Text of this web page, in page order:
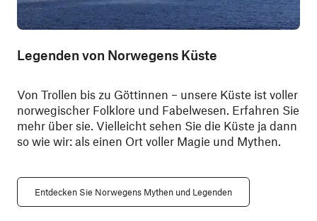
Legenden von Norwegens Küste
Von Trollen bis zu Göttinnen – unsere Küste ist voller
norwegischer Folklore und Fabelwesen. Erfahren Sie
mehr über sie. Vielleicht sehen Sie die Küste ja dann
so wie wir: als einen Ort voller Magie und Mythen.
Entdecken Sie Norwegens Mythen und Legenden